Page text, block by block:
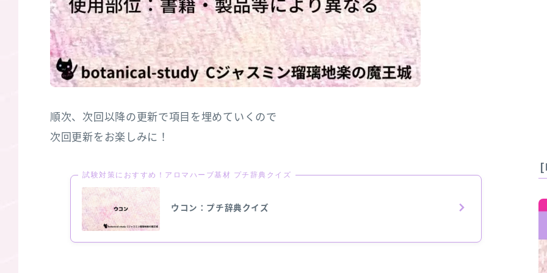
順次、次回以降の更新で項目を埋めていくので
次回更新をお楽しみに！
試験対策におすすめ！アロマハーブ基材 プチ辞典クイズ
ウコン：プチ辞典クイズ